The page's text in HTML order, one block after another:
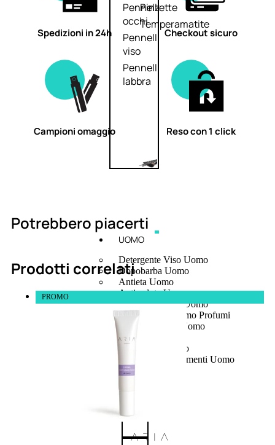
Pennelli
occhi
Pennelli
viso
Pennelli
labbra
Pinzette
Temperamatite
UOMO
Detergente Viso Uomo
Dopobarba Uomo
Antieta Uomo
Anticaduta Uomo
Contorno Occhi Uomo
Bagnodoccia Uomo Profumi
Docciaschiuma Uomo
Corpo Uomo
Deodoranti Uomo
Confezioni Trattamenti Uomo
Spedizioni in 24h Checkout sicuro
Campioni omaggio Reso con 1 click
Potrebbero piacerti
Prodotti correlati
PROMO